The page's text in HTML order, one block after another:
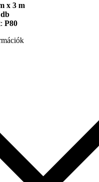
x 3 m
P80